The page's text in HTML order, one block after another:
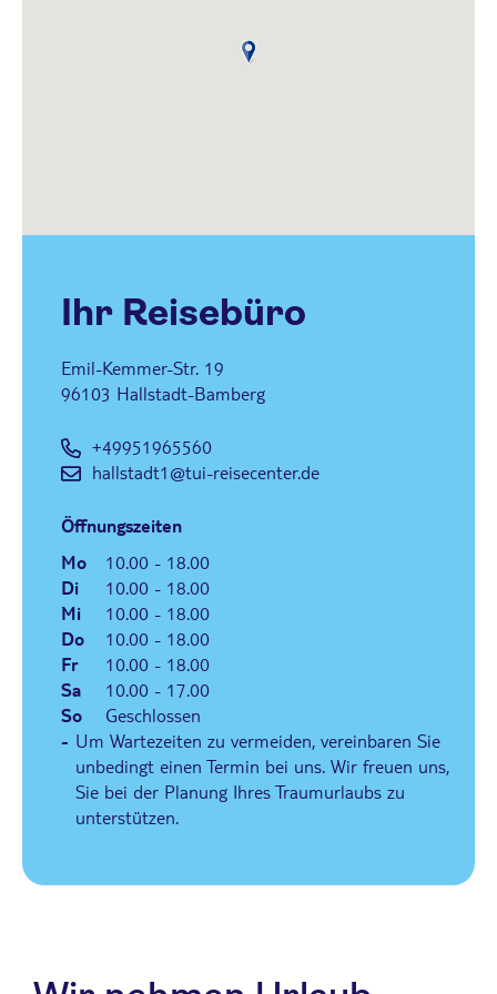
Mail: hallstadt1@tui-reisecenter.de
Ihr Reisebüro
Emil-Kemmer-Str. 19
96103 Hallstadt-Bamberg
+49951965560
hallstadt1@tui-reisecenter.de
Öffnungszeiten
Mo
10.00 - 18.00
Di
10.00 - 18.00
Mi
10.00 - 18.00
Do
10.00 - 18.00
Fr
10.00 - 18.00
Sa
10.00 - 17.00
So
Geschlossen
- Um Wartezeiten zu vermeiden, vereinbaren Sie
unbedingt einen Termin bei uns. Wir freuen uns,
Sie bei der Planung Ihres Traumurlaubs zu
unterstützen.